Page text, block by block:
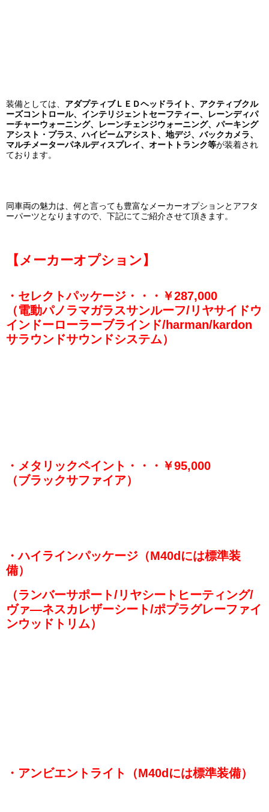
装備としては、 アダプティブＬＥＤヘッドライト、アクティブクル
ーズコントロール、インテリジェントセーフティー、レーンディパ
ーチャーウォーニング、レーンチェンジウォーニング、パーキング
アシスト・プラス、ハイビームアシスト、地デジ、バックカメラ、
マルチメーターパネルディスプレイ、オートトランク等が装着され
ております。
同車両の魅力は、何と言っても豊富なメーカーオプションとアフタ
ーパーツとなりますので、下記にてご紹介させて頂きます。
【メーカーオプション】
・セレクトパッケージ・・・￥287,000
（電動パノラマガラスサンルーフ/リヤサイドウ
インドーローラーブラインド/harman/kardon
サラウンドサウンドシステム）
・メタリックペイント・・・￥95,000
（ブラックサファイア）
・ハイラインパッケージ（M40dには標準装
備）
（ランバーサポート/リヤシートヒーティング/
ヴァ―ネスカレザーシート/ポプラグレーファイ
ンウッドトリム）
・アンビエントライト（M40dには標準装備）